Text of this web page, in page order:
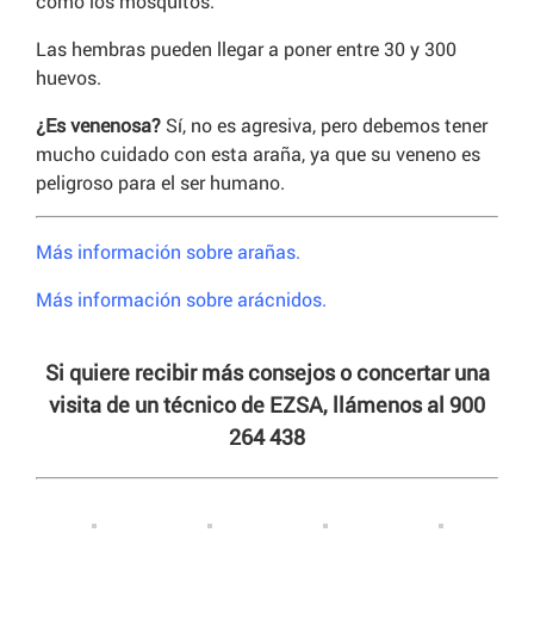
Las hembras pueden llegar a poner entre 30 y 300
huevos.
¿Es venenosa? Sí, no es agresiva, pero debemos tener
mucho cuidado con esta araña, ya que su veneno es
peligroso para el ser humano.
Más información sobre arañas.
Más información sobre arácnidos.
Si quiere recibir más consejos o concertar una
visita de un técnico de EZSA, llámenos al 900
264 438